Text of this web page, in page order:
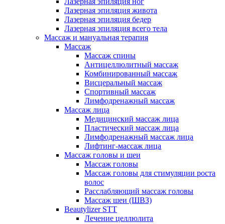
Лазерная эпиляция живота
Лазерная эпиляция бедер
Лазерная эпиляция всего тела
Массаж и мануальная терапия
Массаж
Массаж спины
Антицеллюлитный массаж
Комбинированный массаж
Висцеральный массаж
Спортивный массаж
Лимфодренажный массаж
Массаж лица
Медицинский массаж лица
Пластический массаж лица
Лимфодренажный массаж лица
Лифтинг-массаж лица
Массаж головы и шеи
Массаж головы
Массаж головы для стимуляции роста
волос
Расслабляющий массаж головы
Массаж шеи (ШВЗ)
Beautylizer STT
Лечение целлюлита